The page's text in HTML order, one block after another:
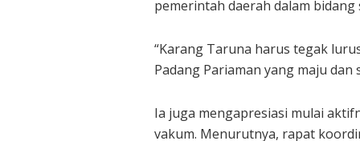
pemerintah daerah dalam bidang
“Karang Taruna harus tegak
Padang Pariaman yang maju dan
Ia juga mengapresiasi mulai
vakum. Menurutnya, rapat